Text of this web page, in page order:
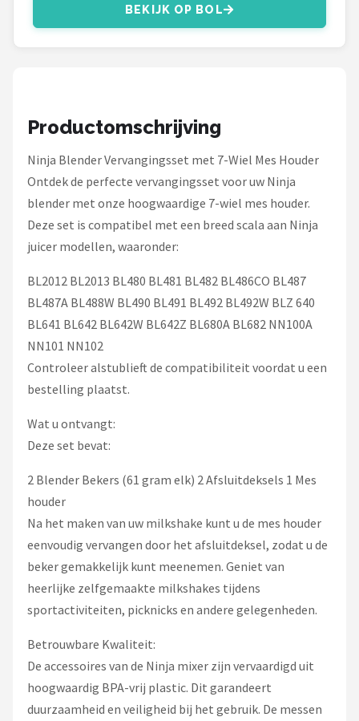
Alle merken →
BEKIJK OP BOL
Productomschrijving
Ninja Blender Vervangingsset met 7-Wiel Mes Houder
Ontdek de perfecte vervangingsset voor uw Ninja
blender met onze hoogwaardige 7-wiel mes houder.
Deze set is compatibel met een breed scala aan Ninja
juicer modellen, waaronder:
BL2012 BL2013 BL480 BL481 BL482 BL486CO BL487
BL487A BL488W BL490 BL491 BL492 BL492W BLZ 640
BL641 BL642 BL642W BL642Z BL680A BL682 NN100A
NN101 NN102
Controleer alstublieft de compatibiliteit voordat u een
bestelling plaatst.
Wat u ontvangt:
Deze set bevat:
2 Blender Bekers (61 gram elk) 2 Afsluitdeksels 1 Mes
houder
Na het maken van uw milkshake kunt u de mes houder
eenvoudig vervangen door het afsluitdeksel, zodat u de
beker gemakkelijk kunt meenemen. Geniet van
heerlijke zelfgemaakte milkshakes tijdens
sportactiviteiten, picknicks en andere gelegenheden.
Betrouwbare Kwaliteit:
De accessoires van de Ninja mixer zijn vervaardigd uit
hoogwaardig BPA-vrij plastic. Dit garandeert
duurzaamheid en veiligheid bij het gebruik. De messen